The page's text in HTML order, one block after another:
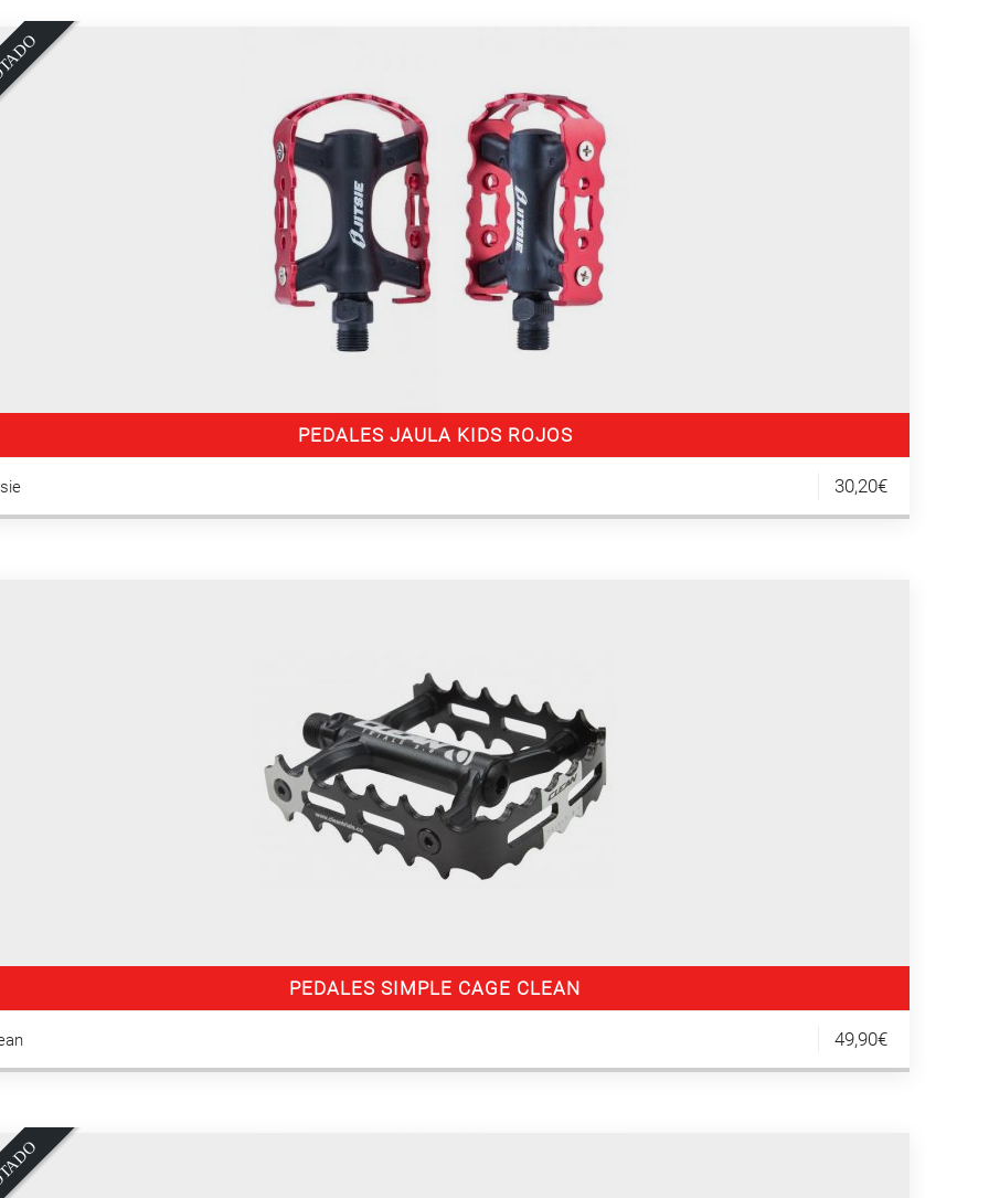
PEDALES JAULA KIDS ROJOS
30,20€
PEDALES SIMPLE CAGE CLEAN
49,90€